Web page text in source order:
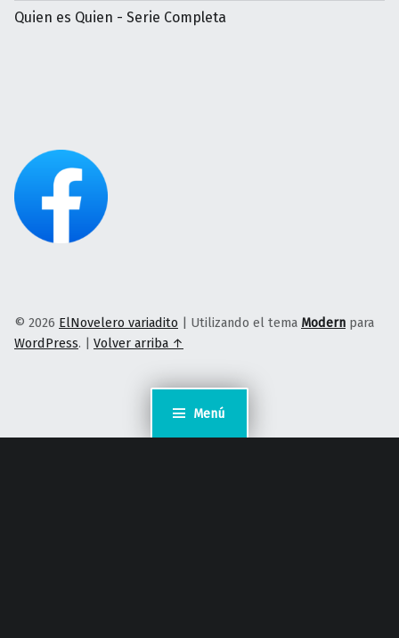
Menú
Quien es Quien - Serie Completa
© 2026 ElNovelero variadito | Utilizando el tema Modern para
WordPress. | Volver arriba ↑